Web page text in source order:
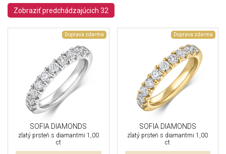
Zobraziť predchádzajúcich 32
Doprava zdarma
SOFIA DIAMONDS
zlatý prsteň s diamantmi 1,00
ct
Doprava zdarma
SOFIA DIAMONDS
zlatý prsteň s diamantmi 1,00
ct